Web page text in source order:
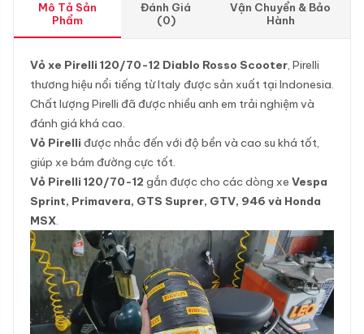
Mô Tả Sản
Phẩm
Đánh Giá
(0)
Vận Chuyển & Bảo
Hành
Vỏ xe Pirelli 120/70-12 Diablo Rosso Scooter, Pirelli
thương hiệu nổi tiếng từ Italy được sản xuất tại Indonesia.
Chất lượng Pirelli đã được nhiều anh em trải nghiệm và
đánh giá khá cao.
Vỏ Pirelli được nhắc đến với độ bền và cao su khá tốt,
giúp xe bám đường cực tốt.
Vỏ Pirelli 120/70-12 gắn được cho các dòng xe Vespa
Sprint, Primavera, GTS Suprer, GTV, 946 và Honda
MSX.